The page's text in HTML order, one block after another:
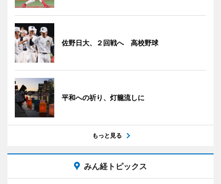
佐野日大、２回戦へ 高校野球
平和への祈り、灯籠流しに
もっと見る
みん経トピックス